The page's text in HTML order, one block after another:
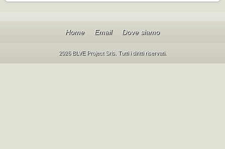
Home Email Dove siamo
2026 BLVE Project Srls. Tutti i diritti riservati.